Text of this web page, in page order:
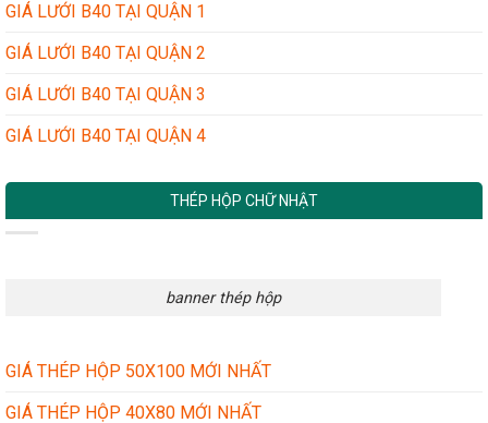
GIÁ LƯỚI B40 TẠI QUẬN 1
GIÁ LƯỚI B40 TẠI QUẬN 2
GIÁ LƯỚI B40 TẠI QUẬN 3
GIÁ LƯỚI B40 TẠI QUẬN 4
THÉP HỘP CHỮ NHẬT
banner thép hộp
GIÁ THÉP HỘP 50X100 MỚI NHẤT
GIÁ THÉP HỘP 40X80 MỚI NHẤT